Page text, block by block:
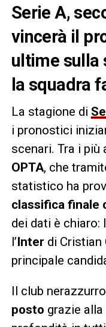
Serie A,
vincerà il
ultime sulla
la squadra
La stagione di
i pronostici
scenari. Tra i
OPTA, che
statistico ha
classifica finale
dei dati è chiaro:
l’Inter di Cristian
principale
Il club
posto grazie